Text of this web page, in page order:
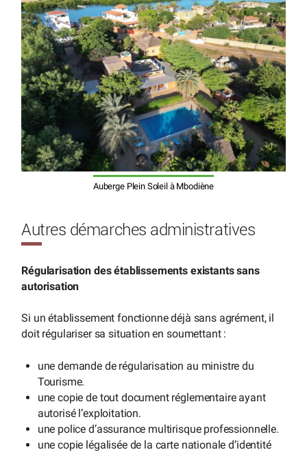
Auberge Plein Soleil à Mbodiène
Autres démarches administratives
Régularisation des établissements existants sans
autorisation
Si un établissement fonctionne déjà sans agrément, il
doit régulariser sa situation en soumettant :
une demande de régularisation au ministre du
Tourisme.
une copie de tout document réglementaire ayant
autorisé l’exploitation.
une police d’assurance multirisque professionnelle.
une copie légalisée de la carte nationale d’identité